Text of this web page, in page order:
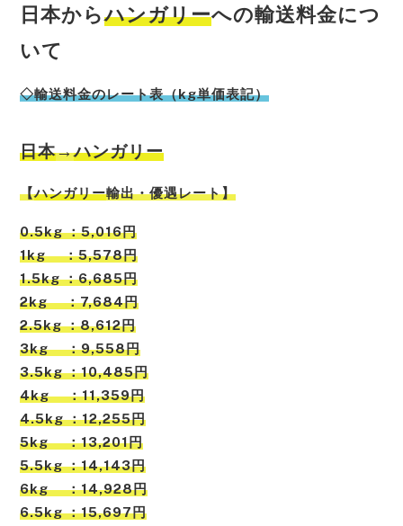
日本からハンガリーへの輸送料金につ
いて
◇輸送料金のレート表（kg単価表記）
日本→ハンガリー
【ハンガリー輸出・優遇レート】
0.5kg ：5,016円
1kg ：5,578円
1.5kg ：6,685円
2kg ：7,684円
2.5kg ：8,612円
3kg ：9,558円
3.5kg ：10,485円
4kg ：11,359円
4.5kg ：12,255円
5kg ：13,201円
5.5kg ：14,143円
6kg ：14,928円
6.5kg ：15,697円